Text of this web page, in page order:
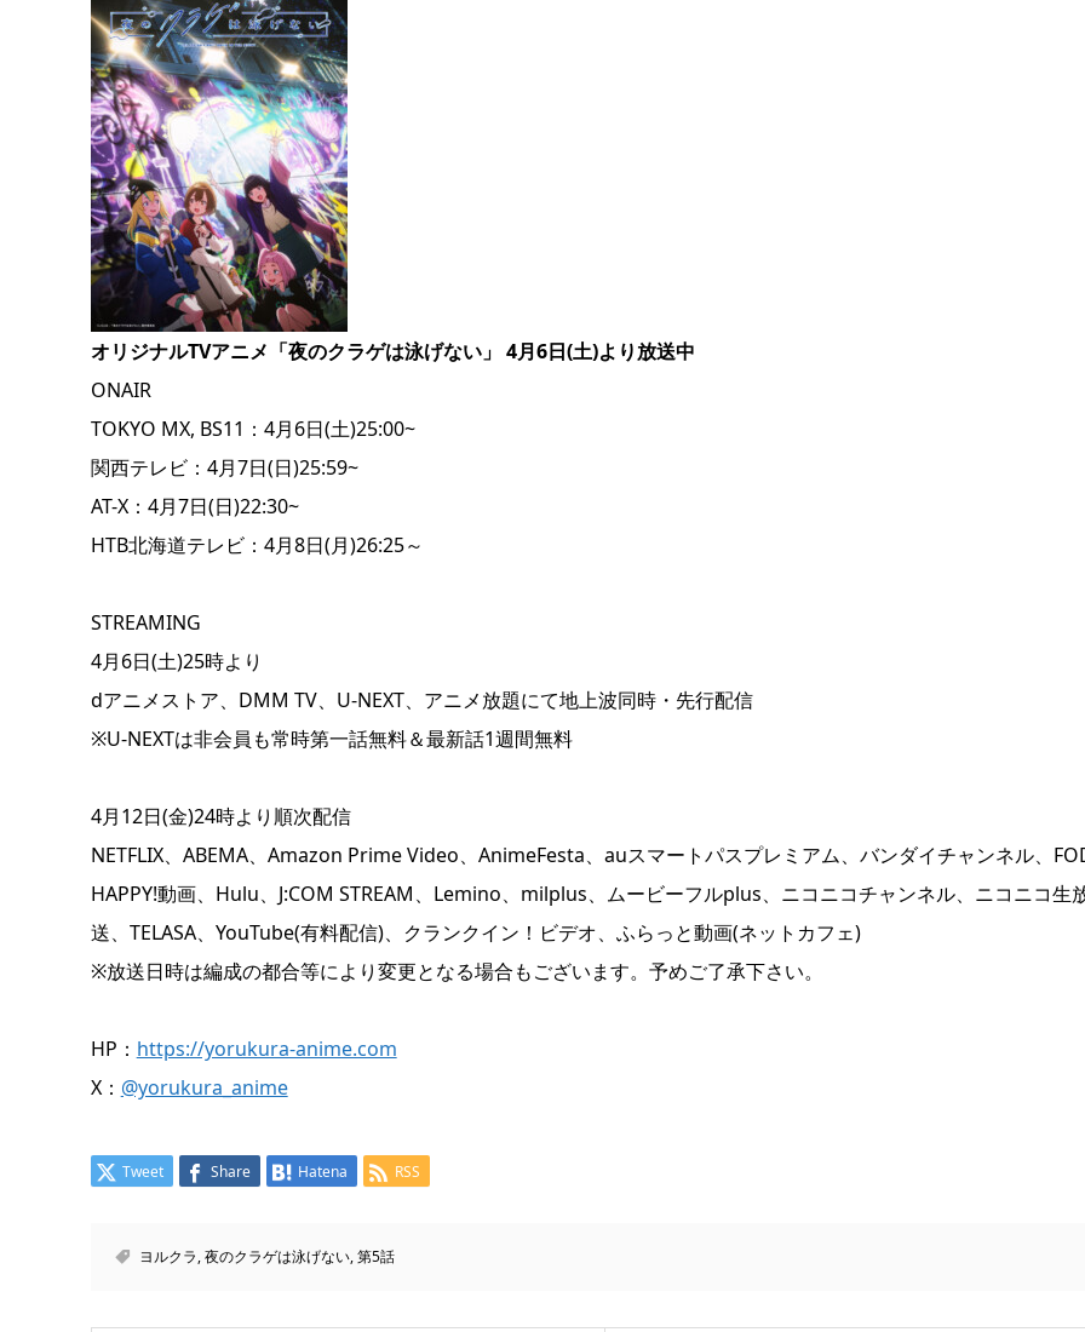
オリジナルTVアニメ「夜のクラゲは泳げない」 4月6日(土)より放送中
ONAIR
TOKYO MX, BS11：4月6日(土)25:00~
関西テレビ：4月7日(日)25:59~
AT-X：4月7日(日)22:30~
HTB北海道テレビ：4月8日(月)26:25～
STREAMING
4月6日(土)25時より
dアニメストア、DMM TV、U-NEXT、アニメ放題にて地上波同時・先行配信
※U-NEXTは非会員も常時第一話無料＆最新話1週間無料
4月12日(金)24時より順次配信
NETFLIX、ABEMA、Amazon Prime Video、AnimeFesta、auスマートパスプレミアム、バンダイチャンネル、
HAPPY!動画、Hulu、J:COM STREAM、Lemino、milplus、ムービーフルplus、ニコニコチャンネル、ニコニコ生
送、TELASA、YouTube(有料配信)、クランクイン！ビデオ、ふらっと動画(ネットカフェ)
※放送日時は編成の都合等により変更となる場合もございます。予めご了承下さい。
HP： https://yorukura-anime.com
X： @yorukura_anime
Tweet Share Hatena RSS
ヨルクラ,夜のクラゲは泳げない,第5話